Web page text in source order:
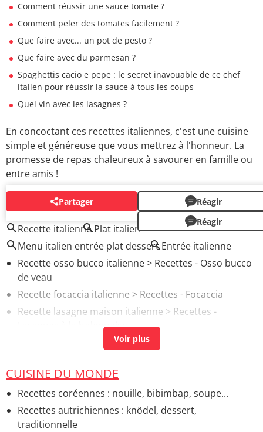
Comment réussir une sauce tomate ?
Comment peler des tomates facilement ?
Que faire avec... un pot de pesto ?
Que faire avec du parmesan ?
Spaghettis cacio e pepe : le secret inavouable de ce chef
italien pour réussir la sauce à tous les coups
Quel vin avec les lasagnes ?
En concoctant ces recettes italiennes, c'est une cuisine
simple et généreuse que vous mettrez à l'honneur. La
promesse de repas chaleureux à savourer en famille ou
entre amis !
Partager
Réagir
Réagir
AUTOUR DU MÊME SUJET
Recette italienne Plat italien
Menu italien entrée plat dessert Entrée italienne
Recette osso bucco italienne> Recettes - Osso bucco
de veau
Recette focaccia italienne > Recettes - Focaccia
Recette lasagne maison italienne > Recettes -
Lasagnes à la bolognaise
Recette spaghetti bolognaise italienne
Pâtes aux crevettes recette italienne
Crustacés
Véritable recette lasagne italienne
> Recettes -
Lasagnes à la bolognaise
CUISINE DU MONDE
Recettes coréennes : nouille, bibimbap, soupe...
Recettes autrichiennes : knödel, dessert,
traditionnelle